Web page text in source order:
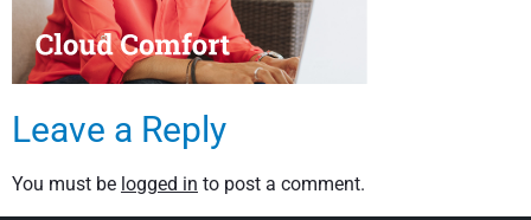
Leave a Reply
You must be logged in to post a comment.